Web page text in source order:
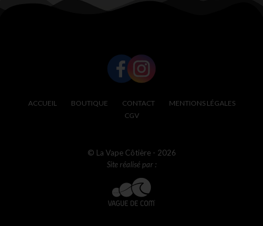
ACCUEIL BOUTIQUE CONTACT
MENTIONS LÉGALES
CGV
© La Vape Côtière - 2026
Site réalisé par :